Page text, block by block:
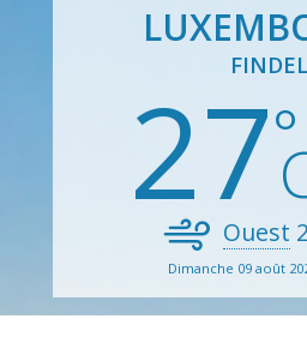
FINDEL
27
Ouest
Dimanche 09 août